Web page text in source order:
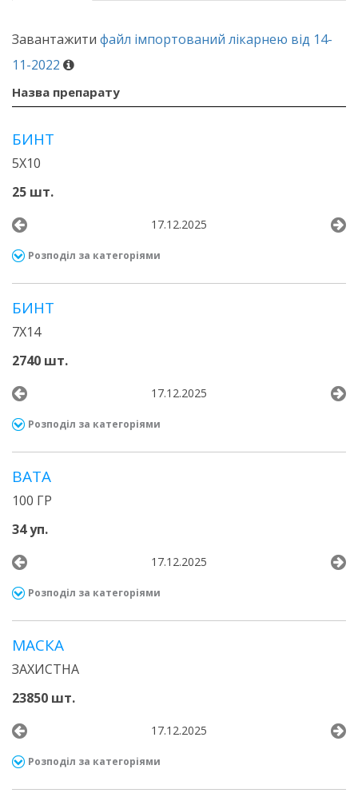
Завантажити файл імпортований лікарнею від 14-
11-2022
Назва препарату
БИНТ
5Х10
25 шт.
17.12.2025
Розподіл за категоріями
БИНТ
7Х14
2740 шт.
17.12.2025
Розподіл за категоріями
ВАТА
100 ГР
34 уп.
17.12.2025
Розподіл за категоріями
МАСКА
ЗАХИСТНА
23850 шт.
17.12.2025
Розподіл за категоріями